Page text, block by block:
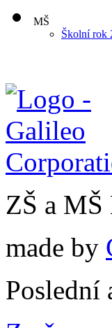
MŠ
Školní rok
ZŠ a
made by
Poslední